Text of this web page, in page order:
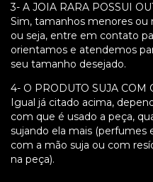
3- A JOIA RARA POSSUI
Sim, tamanhos menores ou
ou seja, entre em contato
orientamos e atendemos
seu tamanho desejado.
4- O PRODUTO SUJA COM
Igual já citado acima,
com que é usado a peça,
sujando ela mais
com a mão suja ou com
na peça).